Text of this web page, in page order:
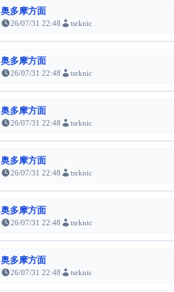
奥多摩方面
26/07/31 22:48 tsrknic
奥多摩方面
26/07/31 22:48 tsrknic
奥多摩方面
26/07/31 22:48 tsrknic
奥多摩方面
26/07/31 22:48 tsrknic
奥多摩方面
26/07/31 22:48 tsrknic
奥多摩方面
26/07/31 22:48 tsrknic